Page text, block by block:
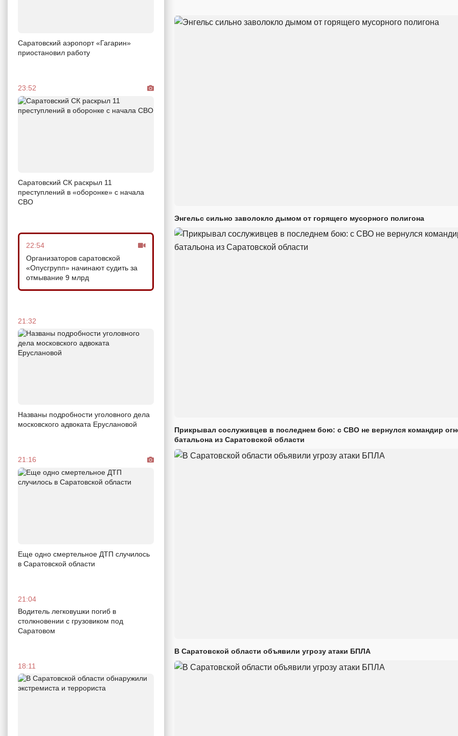
Саратовский аэропорт «Гагарин»
приостановил работу
23:52
Саратовский СК раскрыл 11
преступлений в «оборонке» с начала
СВО
22:54
Организаторов саратовской
«Опусгрупп» начинают судить за
отмывание 9 млрд
21:32
Названы подробности уголовного дела
московского адвоката Еруслановой
21:16
Еще одно смертельное ДТП случилось
в Саратовской области
21:04
Водитель легковушки погиб в
столкновении с грузовиком под
Саратовом
18:11
Энгельс сильно заволокло дымом от горящего мусорного полигона
Прикрывал сослуживцев в последнем бою: с СВО не вернулся командир
батальона из Саратовской области
В Саратовской области объявили угрозу атаки БПЛА